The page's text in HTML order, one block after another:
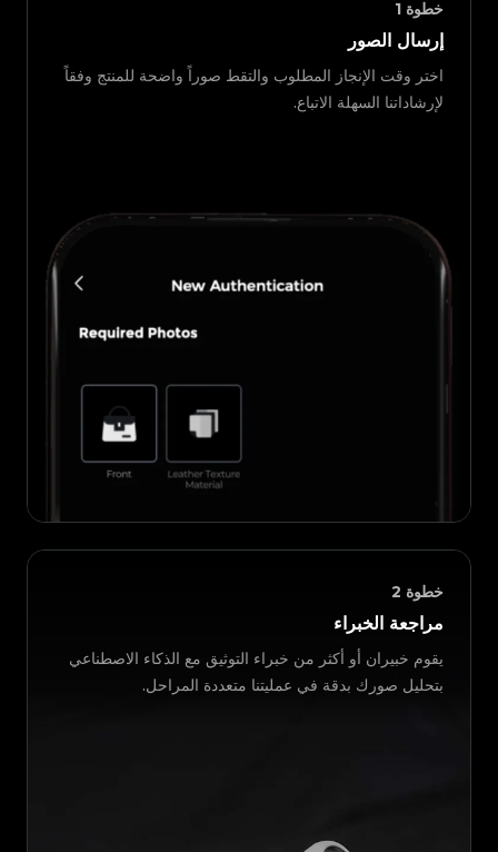
خطوة 1
إرسال الصور
اختر وقت الإنجاز المطلوب والتقط صوراً واضحة للمنتج وفقاً
لإرشاداتنا السهلة الاتباع.
خطوة 2
مراجعة الخبراء
يقوم خبيران أو أكثر من خبراء التوثيق مع الذكاء الاصطناعي
بتحليل صورك بدقة في عمليتنا متعددة المراحل.